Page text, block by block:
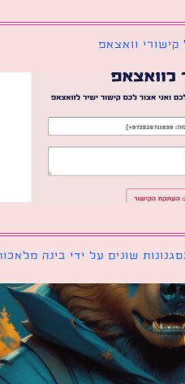
וואצאפ
שונים על ידי בינה מלאכותית